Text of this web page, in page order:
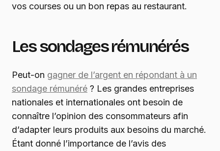
vos courses ou un bon repas au restaurant.
Les sondages rémunérés
Peut-on gagner de l’argent en répondant à un
sondage rémunéré ? Les grandes entreprises
nationales et internationales ont besoin de
connaître l’opinion des consommateurs afin
d’adapter leurs produits aux besoins du marché.
Étant donné l’importance de l’avis des